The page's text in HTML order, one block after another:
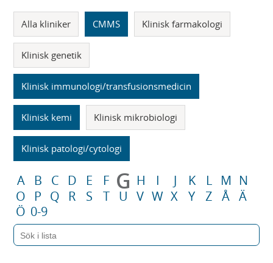
Alla kliniker CMMS Klinisk farmakologi
Klinisk genetik
Klinisk immunologi/transfusionsmedicin
Klinisk kemi Klinisk mikrobiologi
Klinisk patologi/cytologi
A B C D E F G H I J K L M N
O
P Q R S T U V W X Y Z Å Ä
Ö 0-9